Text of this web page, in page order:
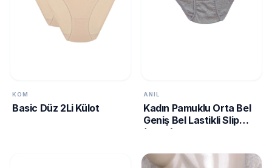
KOM
Basic Düz 2Li Külot
ANIL
Kadın Pamuklu Orta Bel
Geniş Bel Lastikli Slip
(2677)